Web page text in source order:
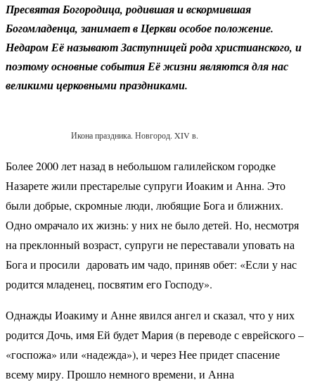
Пресвятая Богородица, родившая и вскормившая
Богомладенца, занимает в Церкви особое положение.
Недаром Её называют Заступницей рода христианского, и
поэтому основные события Её жизни являются для нас
великими церковными праздниками.
Икона праздника. Новгород. XIV в.
Более 2000 лет назад в небольшом галилейском городке
Назарете жили престарелые супруги Иоаким и Анна. Это
были добрые, скромные люди, любящие Бога и ближних.
Одно омрачало их жизнь: у них не было детей. Но, несмотря
на преклонный возраст, супруги не переставали уповать на
Бога и просили даровать им чадо, приняв обет: «Если у нас
родится младенец, посвятим его Господу».
Однажды Иоакиму и Анне явился ангел и сказал, что у них
родится Дочь, имя Ей будет Мария (в переводе с еврейского –
«госпожа» или «надежда»), и через Нее придет спасение
всему миру. Прошло немного времени, и Анна